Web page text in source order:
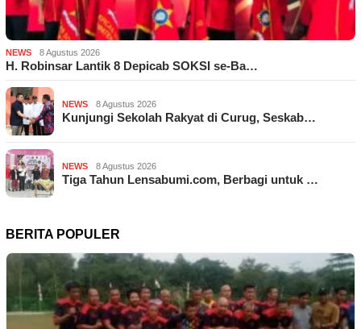
NEWS 8 Agustus 2026
H. Robinsar Lantik 8 Depicab SOKSI se-Ba…
NEWS 8 Agustus 2026
Kunjungi Sekolah Rakyat di Curug, Seskab…
NEWS 8 Agustus 2026
Tiga Tahun Lensabumi.com, Berbagi untuk …
BERITA POPULER